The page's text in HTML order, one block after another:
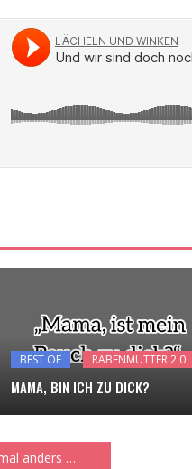
BEST OF RABENMUTTER 2.0
MAMA, BIN ICH ZU DICK?
anders …